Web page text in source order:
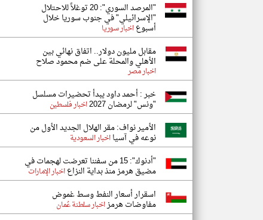
"المرصد السوري": 20 توغلاً للاحتلال
"الإسرائيلي" في جنوب سوريا خلال
أسبوعاخبار سوريا
مقابل مليون دولار.. اتفاق نهائي بين
الأهلي والمحلة على ضم محمود صلاح
اخبار مصر
خبر : أحمد داود يبدأ تحضيرات مسلسل
"ونس" لرمضان 2027 اخبار فلسطين
الأمير نواف: مقر الهلال الجديد الأول من
نوعه في آسيااخبار السعودية
"أدنوك": 15 من سفننا تعرضت لهجمات في
مضيق هرمز منذ بداية النزاعاخبار الإمارات
اسقرار أسعار النفط وسط غموض
مفاوضات هرمزاخبار سلطنة عُمان